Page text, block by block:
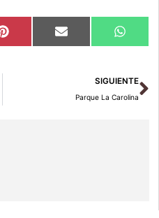
Compartir
en
Pinterest Compartir
en
Email
en
SIGUIENTE
Parque La Carolina